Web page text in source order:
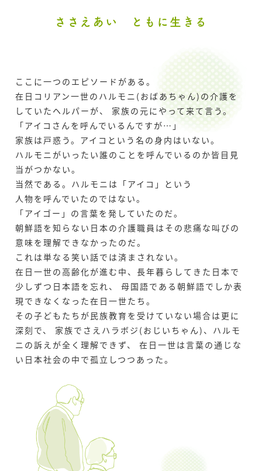
ささえあい ともに生きる
ここに一つのエピソードがある。
在日コリアン一世のハルモニ(おばあちゃん)の介護を
していたヘルパーが、
家族の元にやって来て言う。
「アイコさんを呼んでいるんですが…」
家族は戸惑う。アイコという名の身内はいない。
ハルモニがいったい誰のことを呼んでいるのか皆目見
当がつかない。
当然である。ハルモニは「アイコ」という
人物を呼んでいたのではない。
「アイゴー」の言葉を発していたのだ。
朝鮮語を知らない日本の介護職員はその悲痛な叫びの
意味を理解できなかったのだ。
これは単なる笑い話では済まされない。
在日一世の高齢化が進む中、長年暮らしてきた日本で
少しずつ日本語を忘れ、
母国語である朝鮮語でしか表
現できなくなった在日一世たち。
その子どもたちが民族教育を受けていない場合は更に
深刻で、
家族でさえハラボジ(おじいちゃん)、ハルモ
ニの訴えが全く理解できず、
在日一世は言葉の通じな
い日本社会の中で孤立しつつあった。